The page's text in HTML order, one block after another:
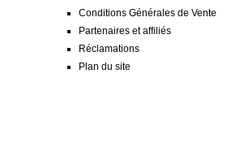
Conditions Générales de Vente
Partenaires et affiliés
Réclamations
Plan du site